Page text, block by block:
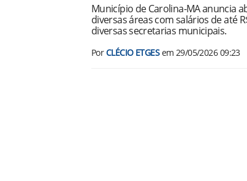
Município de Carolina-MA anuncia
diversas áreas com salários de até
diversas secretarias municipais.
PorCLÉCIO ETGESem 29/05/2026 09:23